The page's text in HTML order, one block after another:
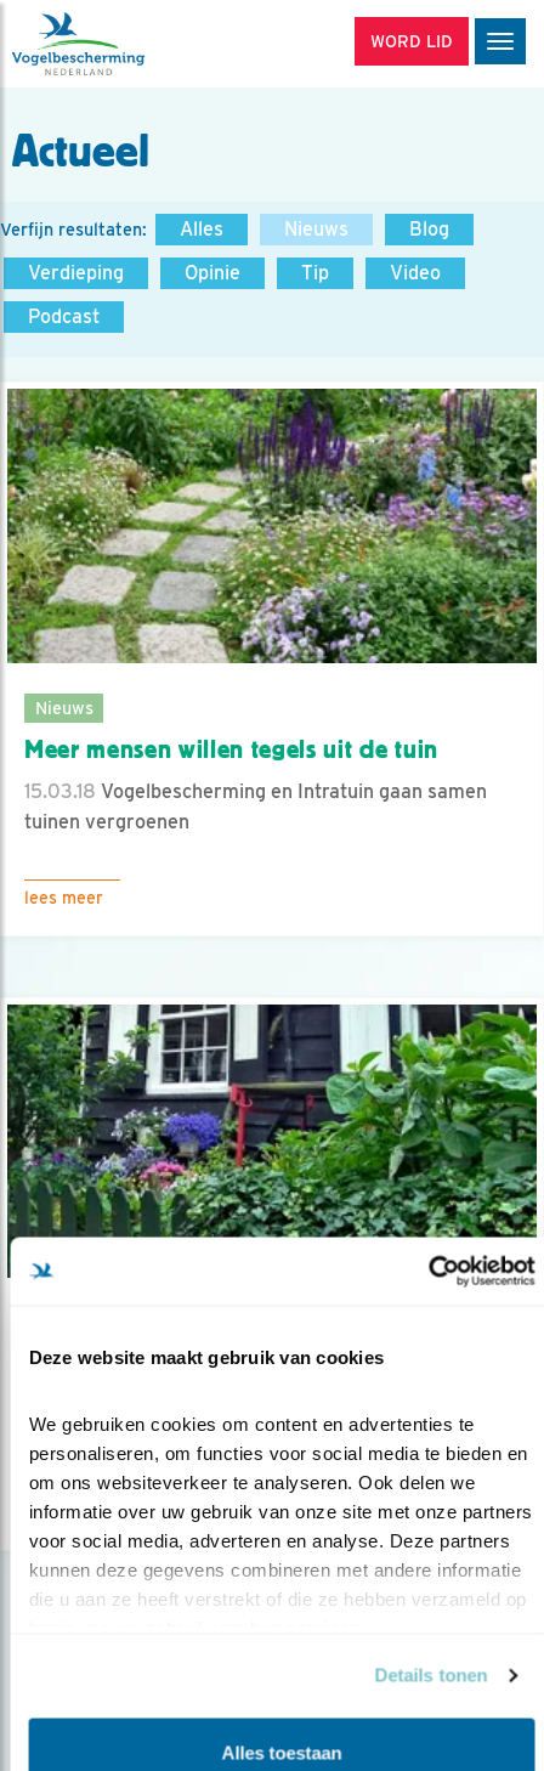
Deze website maakt gebruik van cookies
We gebruiken cookies om content en advertenties te
personaliseren, om functies voor social media te bieden en
om ons websiteverkeer te analyseren. Ook delen we
informatie over uw gebruik van onze site met onze partners
voor social media, adverteren en analyse. Deze partners
kunnen deze gegevens combineren met andere informatie
die u aan ze heeft verstrekt of die ze hebben verzameld op
Details tonen
Alles toestaan
WORD LID
Actueel
Verfijn resultaten: Alles Nieuws
Blog
Verdieping
Opinie Tip
Video
Podcast
Nieuws
Meer mensen willen tegels uit de tuin
15.03.18 Vogelbescherming en Intratuin gaan samen
tuinen vergroenen
lees meer
Wij doen mee aan Steenbreek!
‘verstening’ van particulier..
lees meer